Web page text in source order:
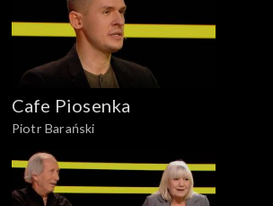
Cafe Piosenka
Piotr Barański